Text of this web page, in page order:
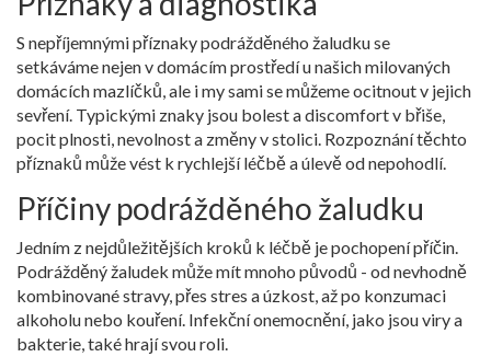
S nepříjemnými příznaky podrážděného žaludku se
setkáváme nejen v domácím prostředí u našich milovaných
domácích mazlíčků, ale i my sami se můžeme ocitnout v jejich
sevření. Typickými znaky jsou bolest a discomfort v břiše,
pocit plnosti, nevolnost a změny v stolici. Rozpoznání těchto
příznaků může vést k rychlejší léčbě a úlevě od nepohodlí.
Příčiny podrážděného žaludku
Jedním z nejdůležitějších kroků k léčbě je pochopení příčin.
Podrážděný žaludek může mít mnoho původů - od nevhodně
kombinované stravy, přes stres a úzkost, až po konzumaci
alkoholu nebo kouření. Infekční onemocnění, jako jsou viry a
bakterie, také hrají svou roli.